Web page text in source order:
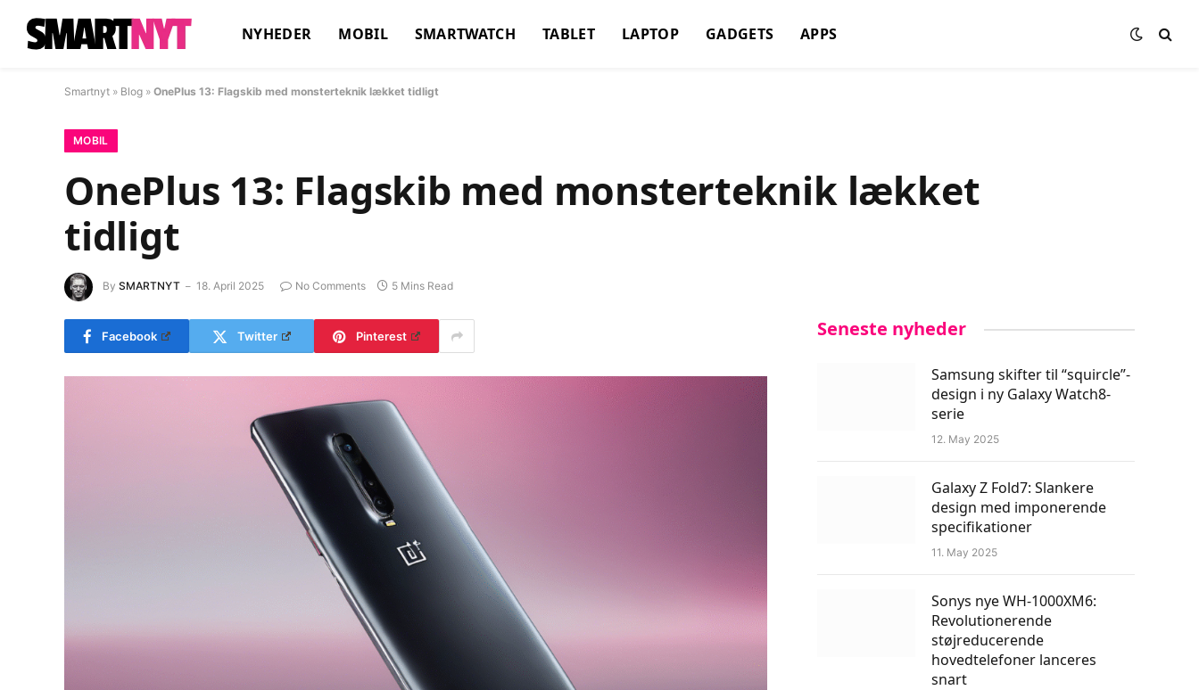
NYHEDER MOBIL SMARTWATCH TABLET LAPTOP GADGETS APPS
Smartnyt » Blog » OnePlus 13: Flagskib med monsterteknik lækket tidligt
MOBIL
OnePlus 13: Flagskib med monsterteknik lækket
tidligt
By SMARTNYT 18. April 2025 No Comments 5 Mins Read
Facebook Twitter Pinterest Seneste nyheder
Samsung skifter til “squircle”-
design i ny Galaxy Watch8-
serie
12. May 2025
Galaxy Z Fold7: Slankere
design med imponerende
specifikationer
11. May 2025
Sonys nye WH-1000XM6:
Revolutionerende
støjreducerende
hovedtelefoner lanceres
snart